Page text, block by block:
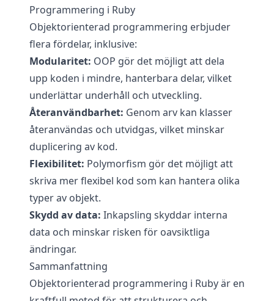
Programmering i Ruby
Objektorienterad programmering erbjuder
flera fördelar, inklusive:
Modularitet: OOP gör det möjligt att dela
upp koden i mindre, hanterbara delar, vilket
underlättar underhåll och utveckling.
Återanvändbarhet: Genom arv kan klasser
återanvändas och utvidgas, vilket minskar
duplicering av kod.
Flexibilitet: Polymorfism gör det möjligt att
skriva mer flexibel kod som kan hantera olika
typer av objekt.
Skydd av data: Inkapsling skyddar interna
data och minskar risken för oavsiktliga
ändringar.
Sammanfattning
Objektorienterad programmering i Ruby är en